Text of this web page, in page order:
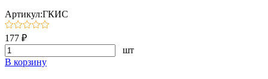
Артикул:ГКИС
177 ₽
шт
В корзину